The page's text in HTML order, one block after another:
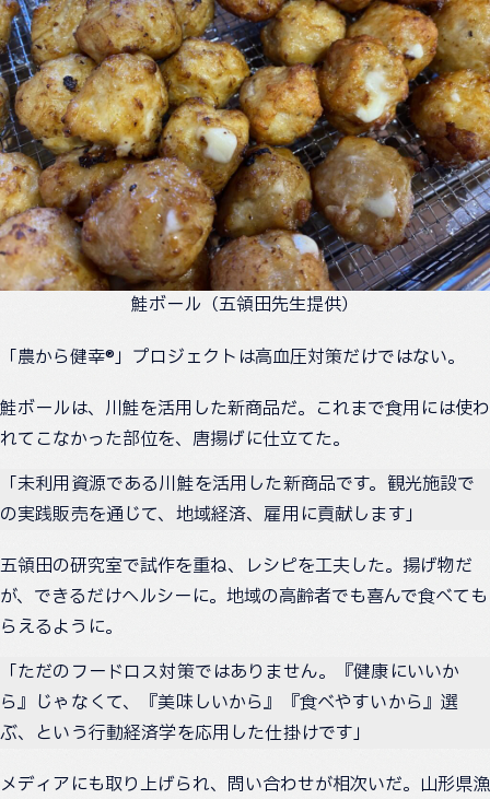
鮭ボール（五領田先生提供）
「農から健幸®」プロジェクトは高血圧対策だけではない。
鮭ボールは、川鮭を活用した新商品だ。これまで食用には使わ
れてこなかった部位を、唐揚げに仕立てた。
「未利用資源である川鮭を活用した新商品です。観光施設で
の実践販売を通じて、地域経済、雇用に貢献します」
五領田の研究室で試作を重ね、レシピを工夫した。揚げ物だ
が、できるだけヘルシーに。地域の高齢者でも喜んで食べても
らえるように。
「ただのフードロス対策ではありません。『健康にいいか
ら』じゃなくて、『美味しいから』『食べやすいから』選
ぶ、という行動経済学を応用した仕掛けです」
メディアにも取り上げられ、問い合わせが相次いだ。山形県漁